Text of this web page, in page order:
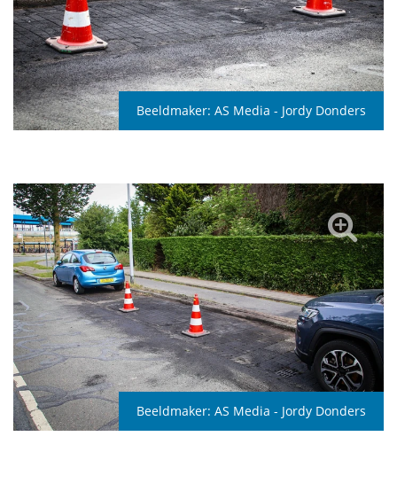
Beeldmaker: AS Media - Jordy Donders
Beeldmaker: AS Media - Jordy Donders